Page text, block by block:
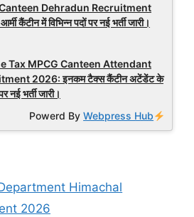
Dehradun Recruitment
कैंटीन में विभिन्न पदों पर नई भर्ती जारी।
Tax MPCG Canteen Attendant
2026: इनकम टैक्स कैंटीन अटेंडेंट के
नई भर्ती जारी।
Powerd ByWebpress Hub
Himachal
2026